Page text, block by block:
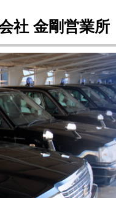
社 金剛営業所